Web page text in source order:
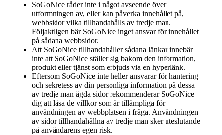
SoGoNice råder inte i något avseende över
utformningen av, eller kan påverka innehållet på,
webbsidor vilka tillhandahålls av tredje man.
Följaktligen bär SoGoNice inget ansvar för innehållet
på sådana webbsidor.
Att SoGoNice tillhandahåller sådana länkar innebär
inte att SoGoNice ställer sig bakom den information,
produkt eller tjänst som erbjuds via en hyperlänk.
Eftersom SoGoNice inte heller ansvarar för hantering
och sekretess av din personliga information på dessa
av tredje man ägda sidor rekommenderar SoGoNice
dig att läsa de villkor som är tillämpliga för
användningen av webbplatsen i fråga. Användningen
av sidor tillhandahållna av tredje man sker uteslutande
på användarens egen risk.